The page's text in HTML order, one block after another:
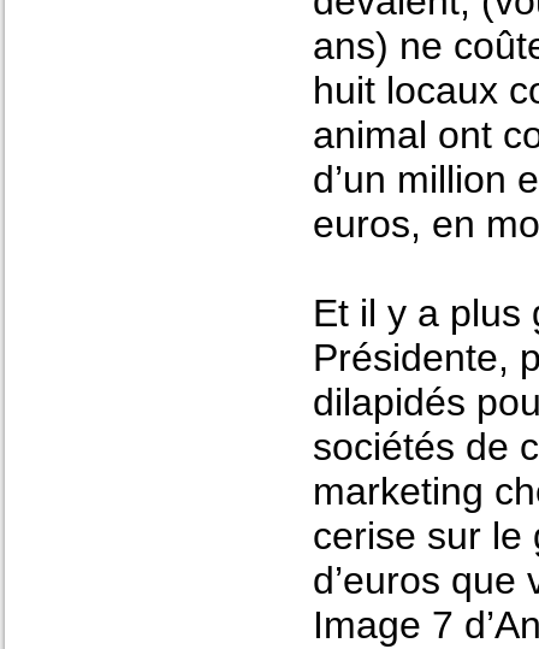
ans) ne
huit locaux
animal ont
d’un million
euros, en
Et il y a plus
Présidente,
dilapidés
sociétés de
marketing
cerise sur le
d’euros que
Image 7